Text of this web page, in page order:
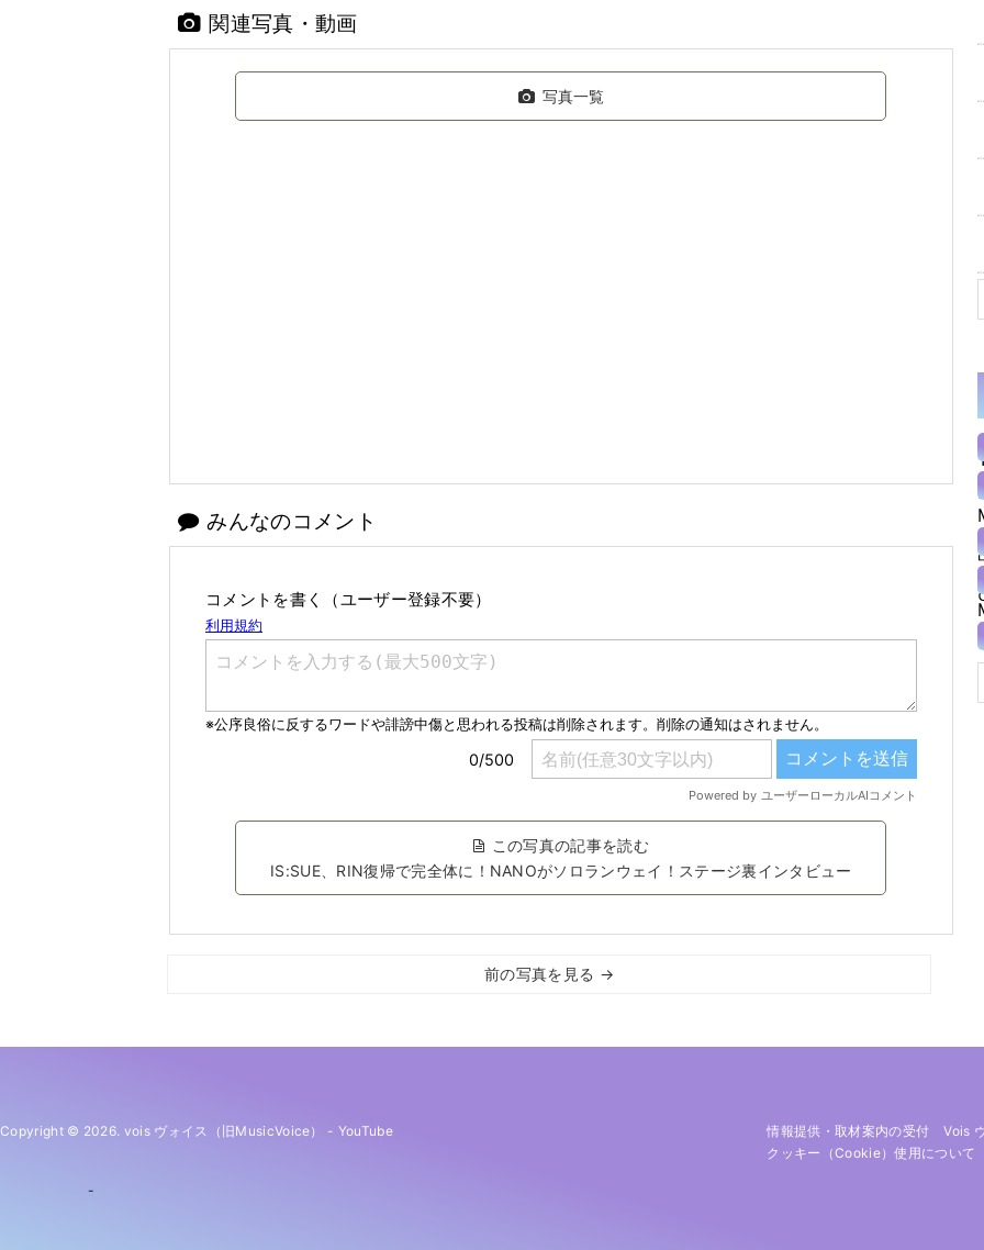
関連写真・動画
写真一覧
みんなのコメント
コメントを書く（ユーザー登録不要）
この写真の記事を読む
IS:SUE、RIN復帰で完全体に！NANOがソロランウェイ！ステージ裏インタビュー
前の写真を見る →
Copyright © 2026. vois ヴォイス（旧MusicVoice） - YouTube 情報提供・取材案内の受付
Vois
クッキー（cookie）使用について
-